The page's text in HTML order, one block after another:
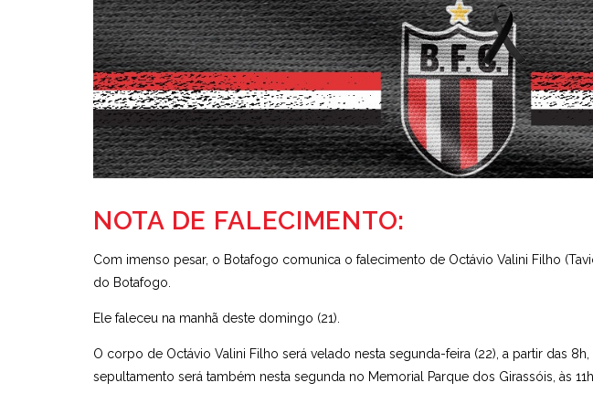
NOTA DE FALECIMENTO:
Com imenso pesar, o Botafogo comunica o falecimento de Octávio Valini Filho
do Botafogo.
Ele faleceu na manhã deste domingo (21).
O corpo de Octávio Valini Filho será velado nesta segunda-feira (22), a partir das
sepultamento será também nesta segunda no Memorial Parque dos Girassóis, às 11h.